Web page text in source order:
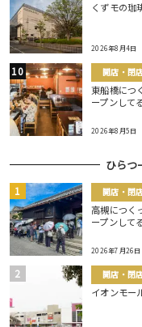
くずモの珈
2026年8月4日
開店・閉
東船橋につ
ープンして
2026年8月5日
ひらつ
開店・閉
高槻につく
ープンして
2026年7月26日
開店・閉
イオンモー